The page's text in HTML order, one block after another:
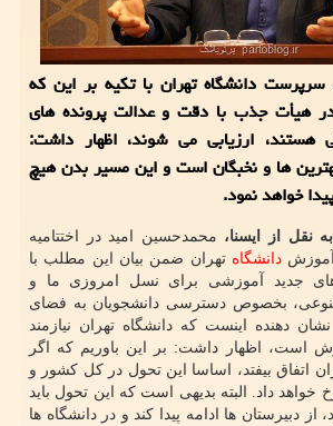
سرپرست دانشگاه تهران با تکیه بر این که
در هیأت جذب با دقت و عدالت پرونده های
هستند، ارزیابی می شوند، اظهار داشت:
ها و نخبگان است و این مسیر بدن هیچ
خواهد نمود.
نقل از ایسنا، محمدحسین امید در اختتامیه
آموزش دانشگاه تهران ضمن بیان این مطلب با
جدید آموزشی برای نسل امروزی ما و
بخصوص دسترسی دانشجویان به فضای
دهنده اینست که دانشگاه تهران نیازمند
است، اظهار داشت: بر این باوریم که اگر
اتفاق بیفتد، اساسا این تحول در کل کشور و
داد. البته بدیهی است که این تحول باید
دبیرستان ها ادامه پیدا کند و در دانشگاه ها